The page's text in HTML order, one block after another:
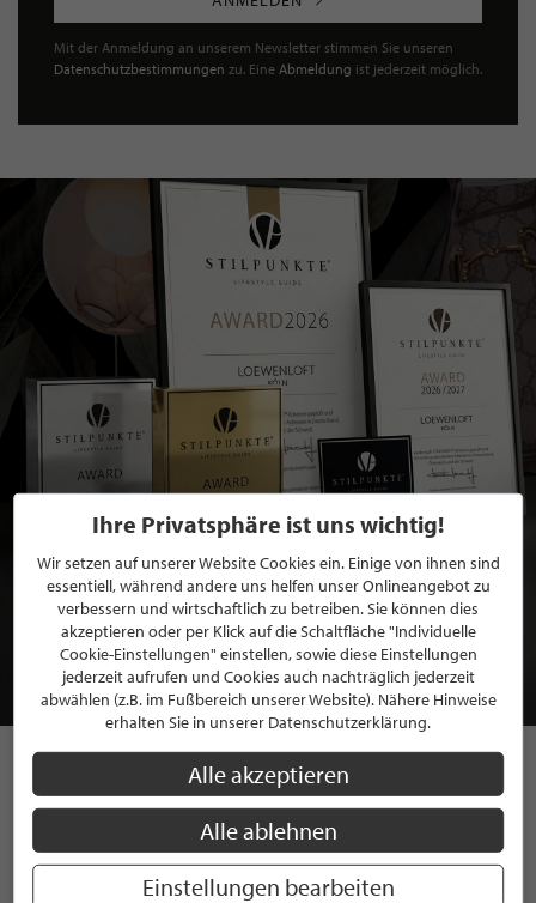
Mit der Anmeldung an unserem Newsletter stimmen Sie unseren
Datenschutzbestimmungen zu. Eine Abmeldung ist jederzeit möglich.
BEWERBEN SIE SICH FÜR EINE GRATIS
MITGLIEDSCHAFT BEI STILPUNKTE®
JETZT GRATIS BEWERBEN
STILPUNKTE AUF
INSTAGRAM
Ihre Privatsphäre ist uns wichtig!
Wir setzen auf unserer Website Cookies ein. Einige von ihnen sind
essentiell, während andere uns helfen unser Onlineangebot zu
verbessern und wirtschaftlich zu betreiben. Sie können dies
akzeptieren oder per Klick auf die Schaltfläche "Individuelle
Cookie-Einstellungen" einstellen, sowie diese Einstellungen
jederzeit aufrufen und Cookies auch nachträglich jederzeit
abwählen (z.B. im Fußbereich unserer Website). Nähere Hinweise
erhalten Sie in unserer Datenschutzerklärung.
Alle akzeptieren
Alle ablehnen
Einstellungen bearbeiten